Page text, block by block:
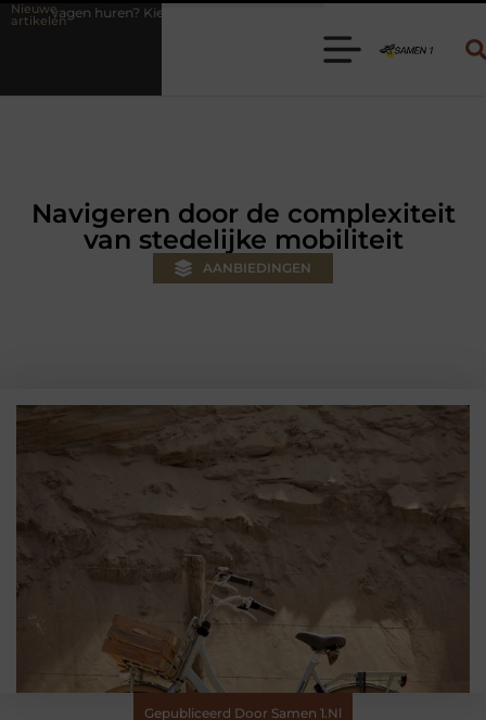
Nieuwe
artikelen
de juiste aanhanger voor jouw klus
Navigeren door de complexiteit
van stedelijke mobiliteit
AANBIEDINGEN
Gepubliceerd Door Samen 1.nl